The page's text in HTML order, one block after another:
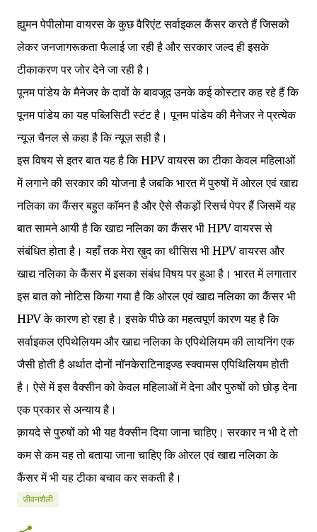
ह्युमन पेपीलोमा वायरस के कुछ वैरिएंट सर्वाइकल कैंसर करते हैं जिसको
लेकर जनजागरूकता फैलाई जा रही है और सरकार जल्द ही इसके
टीकाकरण पर जोर देने जा रही है।
पूनम पांडेय के मैनेजर के दावों के बावजूद उनके कई कोस्टार कह रहे हैं कि
पूनम पांडेय का यह पब्लिसिटी स्टंट है। पूनम पांडेय की मैनेजर ने प्रत्येक
न्यूज़ चैनल से कहा है कि न्यूज़ सही है।
इस विषय से इतर बात यह है कि HPV वायरस का टीका केवल महिलाओं
में लगाने की सरकार की योजना है जबकि भारत में पुरुषों में ओरल एवं खाद्य
नलिका का कैंसर बहुत कॉमन है और ऐसे सैकड़ों रिसर्च पेपर हैं जिसमें यह
बात सामने आयी है कि खाद्य नलिका का कैंसर भी HPV वायरस से
संबंधित होता है। यहाँ तक मेरा ख़ुद का थीसिस भी HPV वायरस और
खाद्य नलिका के कैंसर में इसका संबंध विषय पर हुआ है। भारत में लगातार
इस बात को नोटिस किया गया है कि ओरल एवं खाद्य नलिका का कैंसर भी
HPV के कारण हो रहा है। इसके पीछे का महत्वपूर्ण कारण यह है कि
सर्वाइकल एपिथेलियम और खाद्य नलिका के एपिथेलियम की लायनिंग एक
जैसी होती है अर्थात दोनों नॉनकेराटिनाइज्ड स्क्वामस एपिथिलियम होती
है। ऐसे में इस वैक्सीन को केवल महिलाओं में देना और पुरुषों को छोड़ देना
एक प्रकार से अन्याय है।
क़ायदे से पुरुषों को भी यह वैक्सीन दिया जाना चाहिए। सरकार न भी दे तो
कम से कम यह तो बताया जाना चाहिए कि ओरल एवं खाद्य नलिका के
कैंसर में भी यह टीका बचाव कर सकती है।
जीवनशैली